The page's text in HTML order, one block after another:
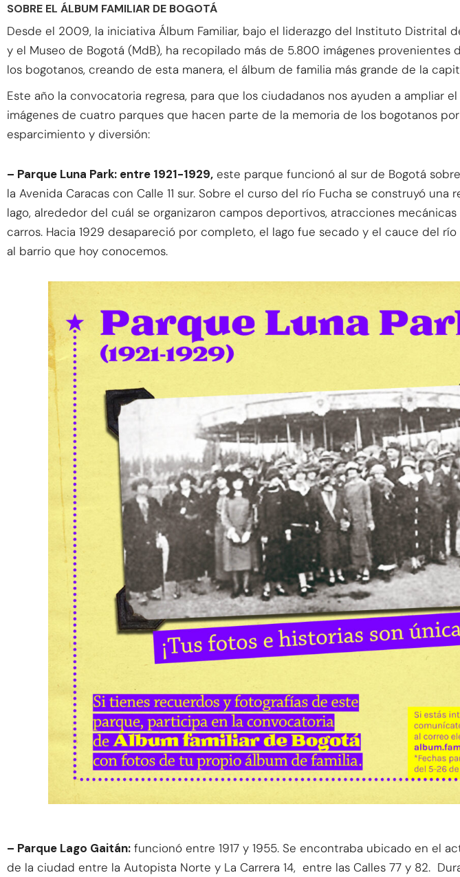
SOBRE EL ÁLBUM FAMILIAR DE BOGOTÁ
Desde el 2009, la iniciativa Álbum Familiar, bajo el liderazgo del Instituto Distrital
y el Museo de Bogotá (MdB), ha recopilado más de 5.800 imágenes provenientes
los bogotanos, creando de esta manera, el álbum de familia más grande de la
Este año la convocatoria regresa, para que los ciudadanos nos ayuden a ampliar
imágenes de cuatro parques que hacen parte de la memoria de los bogotanos
esparcimiento y diversión:
– Parque Luna Park: entre 1921-1929, este parque funcionó al sur de Bogotá
la Avenida Caracas con Calle 11 sur. Sobre el curso del río Fucha se construyó una
lago, alrededor del cuál se organizaron campos deportivos, atracciones
carros. Hacia 1929 desapareció por completo, el lago fue secado y el cauce del
al barrio que hoy conocemos.
– Parque Lago Gaitán: funcionó entre 1917 y 1955. Se encontraba ubicado en el
de la ciudad entre la Autopista Norte y La Carrera 14, entre las Calles 77 y 82.